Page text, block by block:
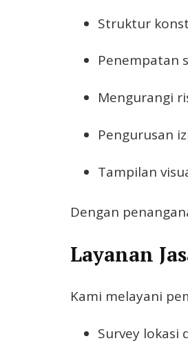
Struktur
Penempatan
Mengurangi
Pengurusan
Tampilan
Dengan
Layanan
Kami melayani
Survey lokasi